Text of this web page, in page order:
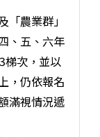
「農業群」
、五、六年
梯次，並以
，仍依報名
滿視情況遞